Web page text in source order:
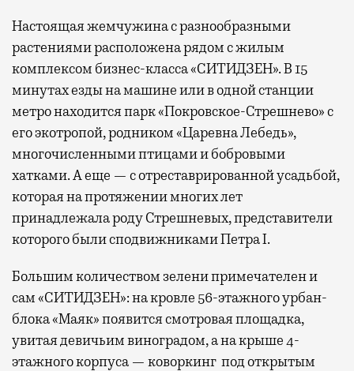
Настоящая жемчужина с разнообразными
растениями расположена рядом с жилым
комплексом бизнес-класса «СИТИДЗЕН». В 15
минутах езды на машине или в одной станции
метро находится парк «Покровское-Стрешнево» с
его экотропой, родником «Царевна Лебедь»,
многочисленными птицами и бобровыми
хатками. А еще — с отреставрированной усадьбой,
которая на протяжении многих лет
принадлежала роду Стрешневых, представители
которого были сподвижниками Петра I.
Большим количеством зелени примечателен и
сам «СИТИДЗЕН»: на кровле 56-этажного урбан-
блока «Маяк» появится смотровая площадка,
увитая девичьим виноградом, а на крыше 4-
этажного корпуса — коворкинг под открытым